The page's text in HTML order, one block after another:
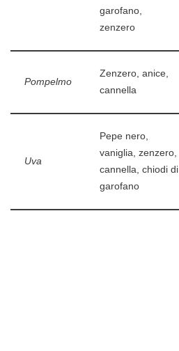
garofano,
zenzero
Pompelmo
Zenzero, anice,
cannella
Uva
Pepe nero,
vaniglia, zenzero,
cannella, chiodi di
garofano